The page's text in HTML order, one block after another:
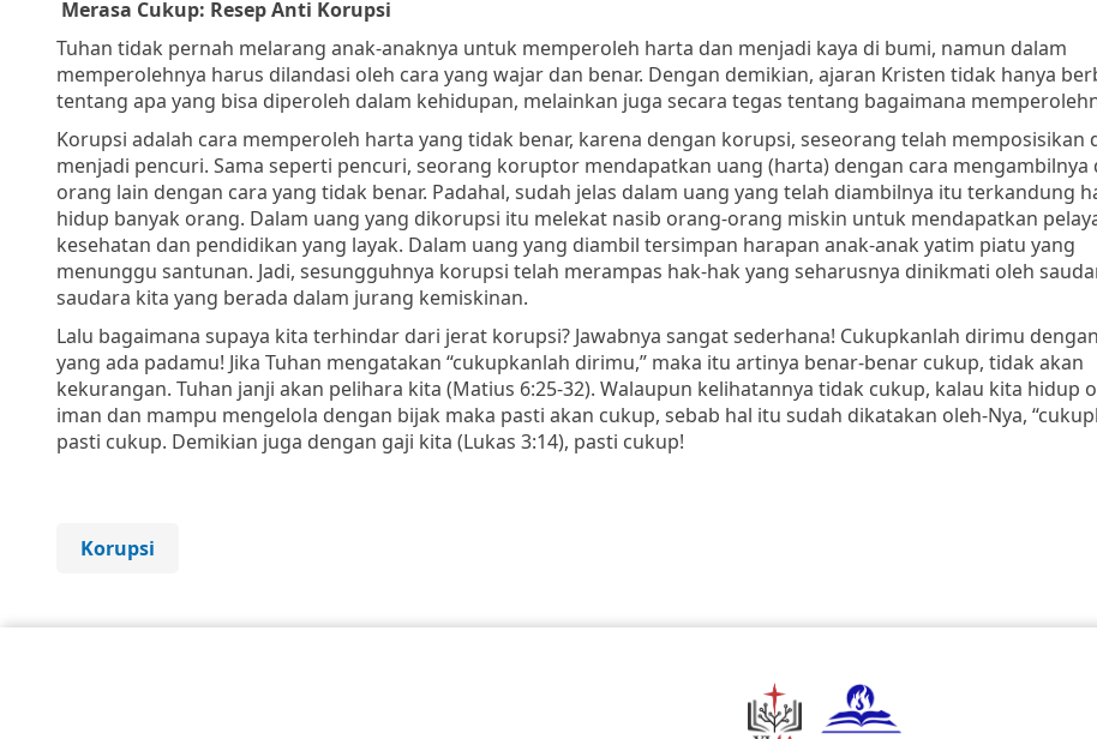
Merasa Cukup: Resep Anti Korupsi
Tuhan tidak pernah melarang anak-anaknya untuk memperoleh harta dan menjadi kaya di bumi, namun dalam
memperolehnya harus dilandasi oleh cara yang wajar dan benar. Dengan demikian, ajaran Kristen tidak hanya
tentang apa yang bisa diperoleh dalam kehidupan, melainkan juga secara tegas tentang bagaimana
Korupsi adalah cara memperoleh harta yang tidak benar, karena dengan korupsi, seseorang telah memposisikan
menjadi pencuri. Sama seperti pencuri, seorang koruptor mendapatkan uang (harta) dengan cara mengambilnya
orang lain dengan cara yang tidak benar. Padahal, sudah jelas dalam uang yang telah diambilnya itu terkandung
hidup banyak orang. Dalam uang yang dikorupsi itu melekat nasib orang-orang miskin untuk mendapatkan
kesehatan dan pendidikan yang layak. Dalam uang yang diambil tersimpan harapan anak-anak yatim piatu yang
menunggu santunan. Jadi, sesungguhnya korupsi telah merampas hak-hak yang seharusnya dinikmati oleh
saudara kita yang berada dalam jurang kemiskinan.
Lalu bagaimana supaya kita terhindar dari jerat korupsi? Jawabnya sangat sederhana! Cukupkanlah dirimu
yang ada padamu! Jika Tuhan mengatakan “cukupkanlah dirimu,” maka itu artinya benar-benar cukup, tidak akan
kekurangan. Tuhan janji akan pelihara kita (Matius 6:25-32). Walaupun kelihatannya tidak cukup, kalau kita hidup
iman dan mampu mengelola dengan bijak maka pasti akan cukup, sebab hal itu sudah dikatakan oleh-Nya,
pasti cukup. Demikian juga dengan gaji kita (Lukas 3:14), pasti cukup!
Korupsi